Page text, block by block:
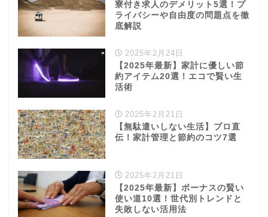
2025年2月24日
【2025年最新】家計に優しい節
活術
2025年2月21日
【無駄遣いしない生活】プロ直
2025年2月21日
失敗しない活用法
2025年2月19日
【2025年最新】生命保険料控除
学び
NISA